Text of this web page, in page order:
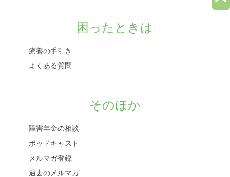
困ったときは
療養の手引き
よくある質問
そのほか
障害年金の相談
ポッドキャスト
メルマガ登録
過去のメルマガ